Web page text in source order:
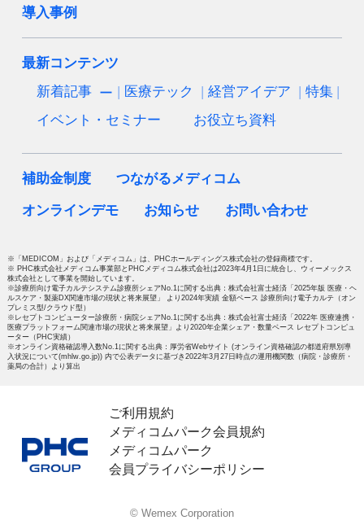
導入事例
最新コンテンツ
新着記事
医療テック 経営アイデア
特集
イベント・セミナー
お役立ち資料
補助金制度 つながるメディコム
オンラインデモ お知らせ お問い合わせ
※「MEDICOM」および「メディコム」は、PHCホールディングス株式会社の登録商標です。
※ PHC株式会社メディコム事業部とPHCメディコム株式会社は2023年4月1日に統合し、ウィーメックス
株式会社として事業を開始しています。
※診療所向け電子カルテシステム診療所シェアNo.1に関する出典：株式会社富士経済「2025年版 医療・ヘ
ルスケア・製薬DX関連市場の現状と将来展望」 より2024年実績 金額ベース 診療所向け電子カルテ（オン
プレミス型/クラウド型）
※レセプトコンピューター診療所・病院シェアNo.1に関する出典：株式会社富士経済「2022年 医療連携・
医療プラットフォーム関連市場の現状と将来展望」より2020年企業シェア・数量ベース レセプトコンピュ
ーター（PHC実績）
※オンライン資格確認導入数No.1に関する出典：厚労省Webサイト (オンライン資格確認の都道府県別導
入状況について(mhlw.go.jp)) 内で公表データに基づき2022年3月27日時点の運用機関数（病院・診療所・
薬局の合計）より算出
ご利用規約
メディコムパーク会員規約
メディコムパーク
会員プライバシーポリシー
© Wemex Corporation